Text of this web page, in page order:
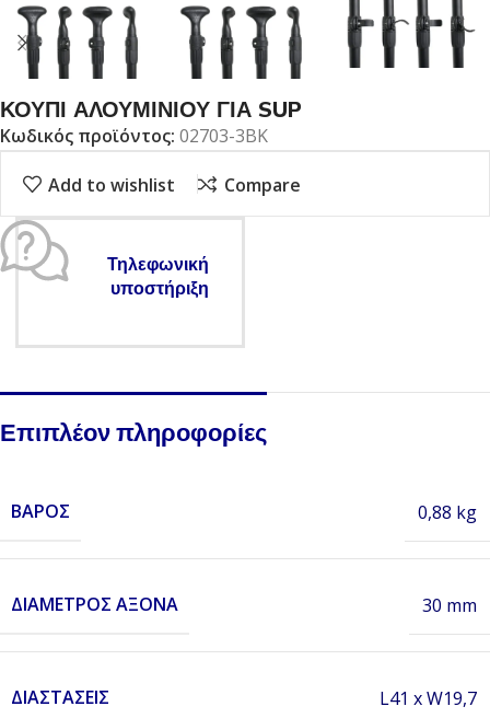
ΚΟΥΠΙ ΑΛΟΥΜΙΝΙΟΥ ΓΙΑ SUP
Κωδικός προϊόντος: 02703-3BK
Add to wishlist Compare
Τηλεφωνική
υποστήριξη
Επιπλέον πληροφορίες
ΒΆΡΟΣ 0,88 kg
ΔΙΆΜΕΤΡΟΣ ΆΞΟΝΑ 30 mm
ΔΙΑΣΤΆΣΕΙΣ L41 x W19,7